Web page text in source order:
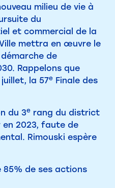
milieu de vie à
du
et commercial de la
mettra en œuvre le
de
Rappelons que
la 57e Finale des
du 3e rang du district
en 2023, faute de
Rimouski espère
85% de ses actions